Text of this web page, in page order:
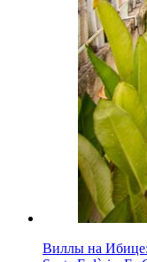
Виллы на Ибице: